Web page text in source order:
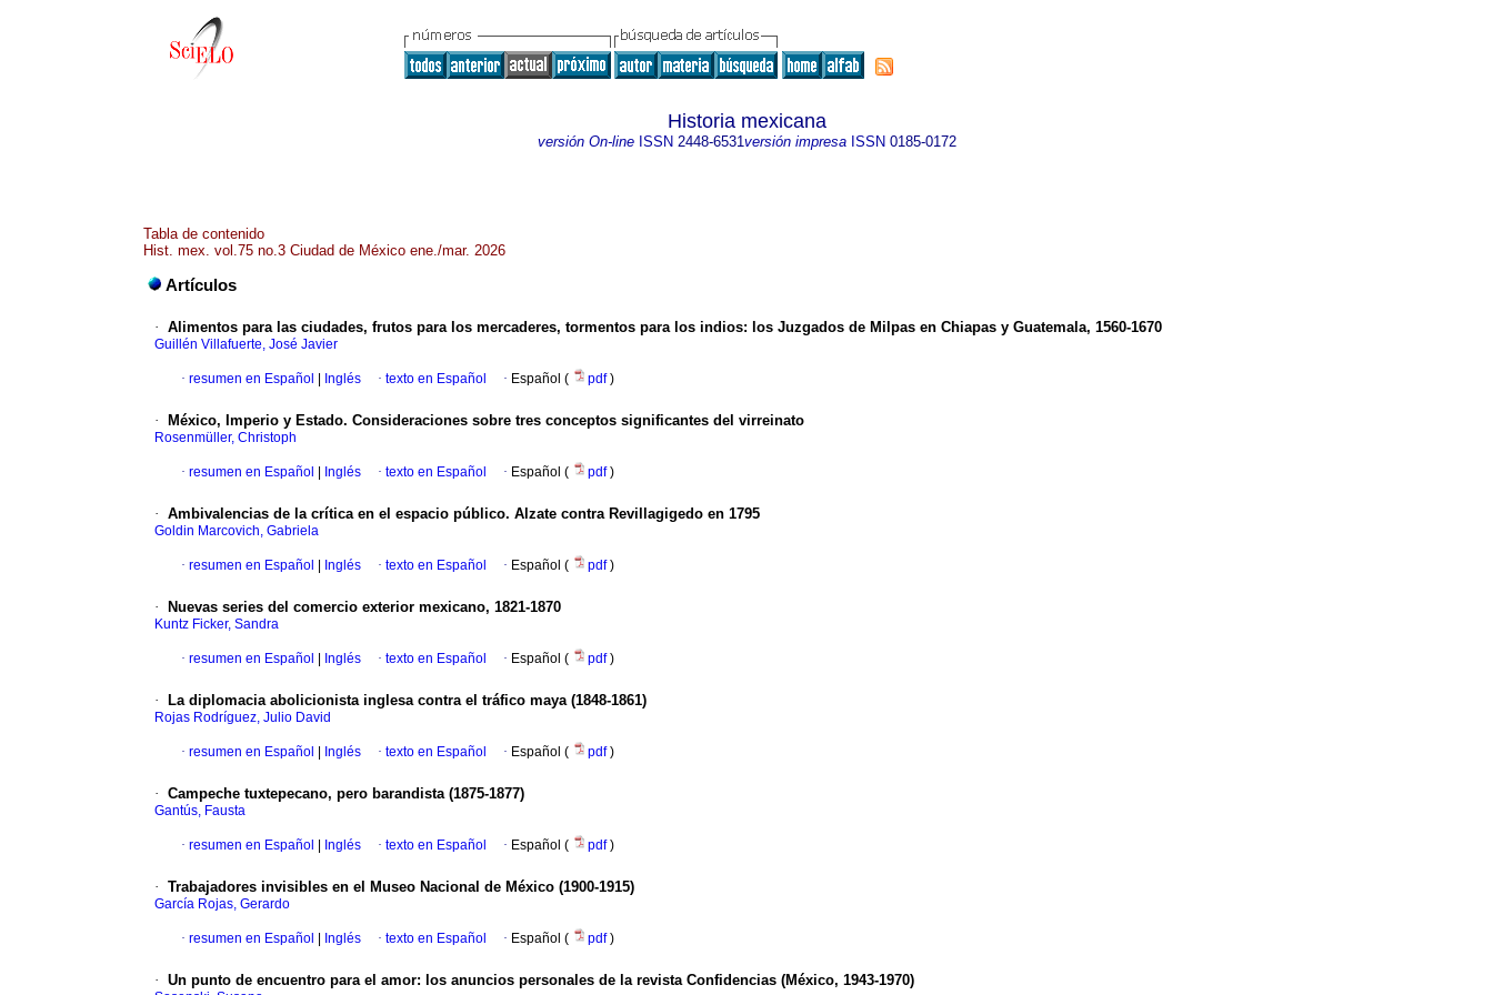
Historia mexicana
versión On-lineISSN 2448-6531versión impresaISSN 0185-0172
Tabla de contenido
Hist. mex. vol.75 no.3 Ciudad de México ene./mar. 2026
Artículos
· Alimentos para las ciudades, frutos para los mercaderes, tormentos para los indios: los Juzgados de Milpas en Chiapas y Guatemala, 1560-1670
Guillén Villafuerte, José Javier
· resumen en Español Inglés · texto en Español · Español ( pdf)
· México, Imperio y Estado. Consideraciones sobre tres conceptos significantes del virreinato
Rosenmüller, Christoph
· resumen en Español Inglés · texto en Español · Español ( pdf)
· Ambivalencias de la crítica en el espacio público. Alzate contra Revillagigedo en 1795
Goldin Marcovich, Gabriela
· resumen en Español Inglés · texto en Español · Español ( pdf)
· Nuevas series del comercio exterior mexicano, 1821-1870
Kuntz Ficker, Sandra
· resumen en Español Inglés · texto en Español · Español ( pdf)
· La diplomacia abolicionista inglesa contra el tráfico maya (1848-1861)
Rojas Rodríguez, Julio David
· resumen en Español Inglés · texto en Español · Español ( pdf)
· Campeche tuxtepecano, pero barandista (1875-1877)
Gantús, Fausta
· resumen en Español Inglés · texto en Español · Español ( pdf)
· Trabajadores invisibles en el Museo Nacional de México (1900-1915)
García Rojas, Gerardo
· resumen en Español Inglés · texto en Español · Español ( pdf)
· Un punto de encuentro para el amor: los anuncios personales de la revista Confidencias (México, 1943-1970)